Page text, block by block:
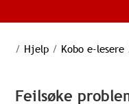
/ Hjelp / Kobo e-lesere
Feilsøke